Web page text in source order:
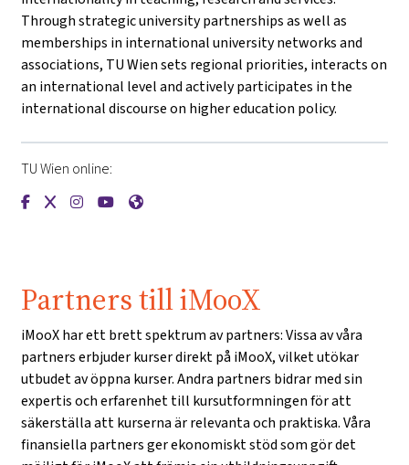
Through strategic university partnerships as well as
memberships in international university networks and
associations, TU Wien sets regional priorities, interacts on
an international level and actively participates in the
international discourse on higher education policy.
TU Wien online:
{mlang de}Technische Universität Wien{mlang}{mlang
{mlang de}Technische Universität Wien{mlang}{mlang
{mlang de}Technische Universität
{mlang de}Technische Universität
{mlang de}Technische Universität
Partners till iMooX
iMooX har ett brett spektrum av partners: Vissa av våra
partners erbjuder kurser direkt på iMooX, vilket utökar
utbudet av öppna kurser. Andra partners bidrar med sin
expertis och erfarenhet till kursutformningen för att
säkerställa att kurserna är relevanta och praktiska. Våra
finansiella partners ger ekonomiskt stöd som gör det